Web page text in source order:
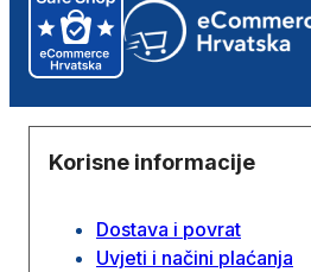
Korisne informacije
Dostava i povrat
Uvjeti i načini plaćanja